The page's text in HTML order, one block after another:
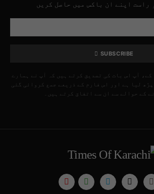
راست اپنے ان باکس میں حاصل کریں
SUBSCRIBE
کے، آپ اس بات کی تصدیق کرتے ہیں کہ آپ نے ہمارے
لیا ہے اور اس فارم کے ذریعے جمع کروائی گئی
کے حوالے سے ان سے اتفاق کرتے ہیں۔